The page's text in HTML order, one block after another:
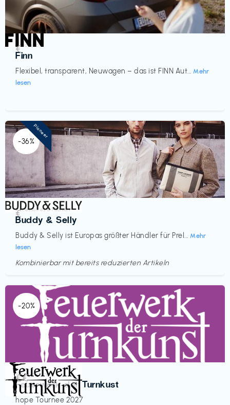
Automobil
Finn
Flexibel, transparent, Neuwagen – das ist FINN Aut... Mehr
lesen
€‎
-36%
Accessoires & Fashion
Buddy & Selly
Buddy & Selly ist Europas größter Händler für Prel... Mehr
lesen
€‎
Kombinierbar mit bereits reduzierten Artikeln
Pioneer
-20%
Veranstaltung
Feuerwerk der Turnkust
hope Tournee 2027
€€‎